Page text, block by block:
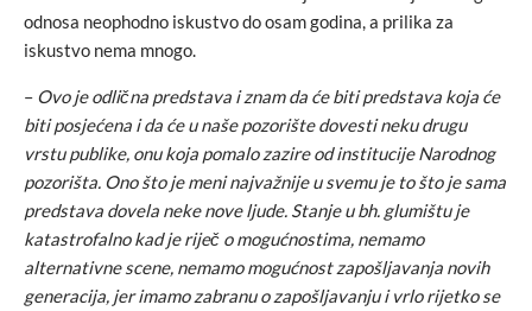
odnosa neophodno iskustvo do osam godina, a prilika za
iskustvo nema mnogo.
– Ovo je odlična predstava i znam da će biti predstava koja će
biti posjećena i da će u naše pozorište dovesti neku drugu
vrstu publike, onu koja pomalo zazire od institucije Narodnog
pozorišta. Ono što je meni najvažnije u svemu je to što je sama
predstava dovela neke nove ljude. Stanje u bh. glumištu je
katastrofalno kad je riječ o mogućnostima, nemamo
alternativne scene, nemamo mogućnost zapošljavanja novih
generacija, jer imamo zabranu o zapošljavanju i vrlo rijetko se